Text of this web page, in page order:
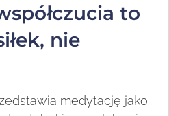
to
nie
medytację jako